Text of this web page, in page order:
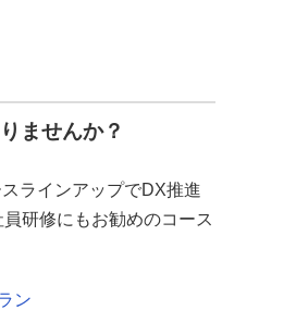
ませんか？
ラインアップでDX推進
研修にもお勧めのコース
ン